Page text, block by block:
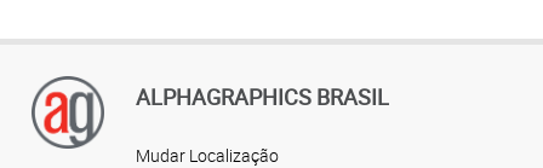
ALPHAGRAPHICS BRASIL
Mudar Localização